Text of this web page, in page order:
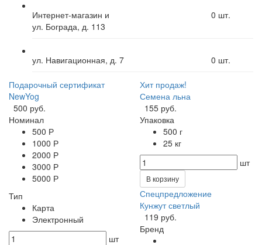
Интернет-магазин и
ул. Бограда, д. 113
0 шт.
ул. Навигационная, д. 7 0 шт.
Подарочный сертификат
NewYog
500 руб.
Номинал
500 Р
1000 Р
2000 Р
3000 Р
5000 Р
Тип
Карта
Электронный
шт
Хит продаж!
Семена льна
155 руб.
Упаковка
500 г
25 кг
шт
В корзину
Спецпредложение
Кунжут светлый
119 руб.
Бренд